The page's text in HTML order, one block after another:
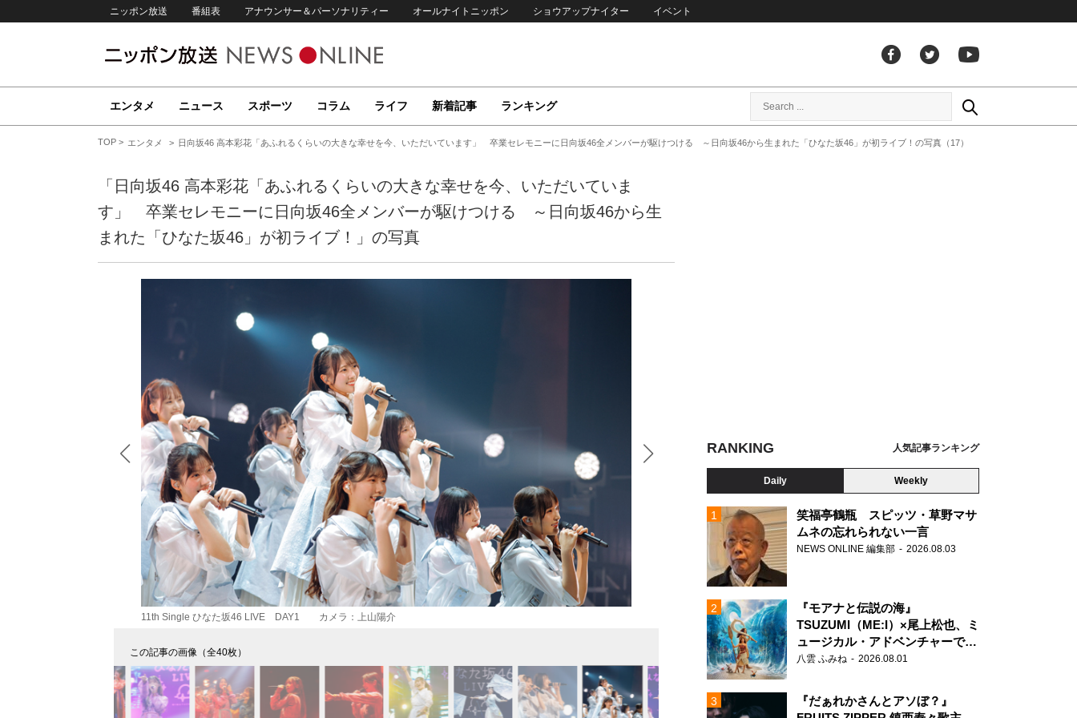
ニッポン放送 番組表 アナウンサー＆パーソナリティー オールナイトニッポン ショウアップナイター イベント
エンタメ ニュース スポーツ コラム ライフ 新着記事 ランキング
TOP エンタメ 日向坂46 高本彩花「あふれるくらいの大きな幸せを今、いただいています」 卒業セレモニーに日向坂46全メンバーが駆けつける ～日向坂46から生まれた「ひなた坂46」が初ライブ！の写真（17）
「日向坂46 高本彩花「あふれるくらいの大きな幸せを今、いただいていま
す」 卒業セレモニーに日向坂46全メンバーが駆けつける ～日向坂46から生
まれた「ひなた坂46」が初ライブ！」の写真
11th Single ひなた坂46 LIVE DAY1 カメラ：上山陽介 11th Single ひなた坂46 LIVE DAY1 カメラ：上山陽介
この記事の画像（全40枚）
RANKING 人気記事ランキング
Daily Weekly
笑福亭鶴瓶 スピッツ・草野マサ
ムネの忘れられない一言
NEWS ONLINE 編集部 2026.08.03
『モアナと伝説の海』
TSUZUMI（ME:I）×尾上松也、ミ
ュージカル・アドベンチャーで美
声を響かせる
八雲 ふみね 2026.08.01
『だぁれかさんとアソぼ？』